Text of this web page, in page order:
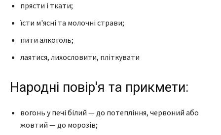
прясти і ткати;
їсти м'ясні та молочні страви;
пити алкоголь;
лаятися, лихословити, пліткувати
Народні повір'я та прикмети:
вогонь у печі білий — до потепління, червоний або
жовтий — до морозів;